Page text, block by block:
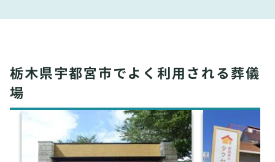
栃木県宇都宮市でよく利用される葬儀
場